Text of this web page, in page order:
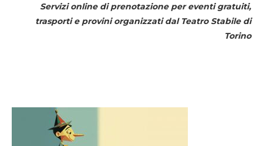
Servizi online di prenotazione per eventi gratuiti,
trasporti e provini organizzati dal Teatro Stabile di
Torino